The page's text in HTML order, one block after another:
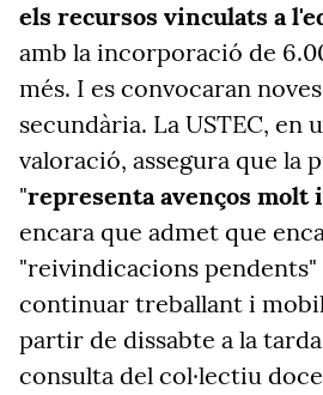
els recursos vinculats a
amb la incorporació de
més. I es convocaran
secundària. La USTEC, en
valoració, assegura que la
"representa avenços molt
encara que admet que
"reivindicacions pendents"
continuar treballant i
partir de dissabte a la
consulta del col·lectiu